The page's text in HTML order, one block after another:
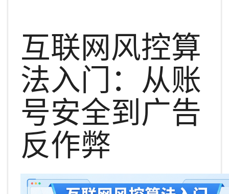
互联网风控算
法入门：从账
号安全到广告
反作弊